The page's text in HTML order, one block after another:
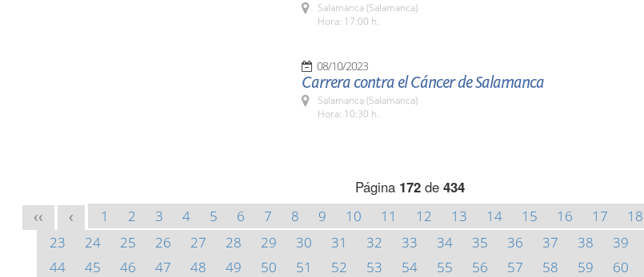
Salamanca (Salamanca)
Hora: 17:00 h.
08/10/2023
Carrera contra el Cáncer de Salamanca
Salamanca (Salamanca)
Hora: 10:30 h.
Página 172de 434
<< < 1 2 3 4 5 6 7 8 9 10 11 12 13 14 15 16 17 18
23
24 25 26 27 28 29 30 31 32 33 34 35 36 37 38 39
44
45 46 47 48 49 50 51 52 53 54 55 56 57 58 59 60